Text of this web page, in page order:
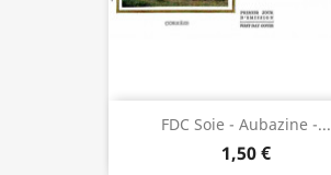
FDC Soie - Aubazine -...
1,50 €